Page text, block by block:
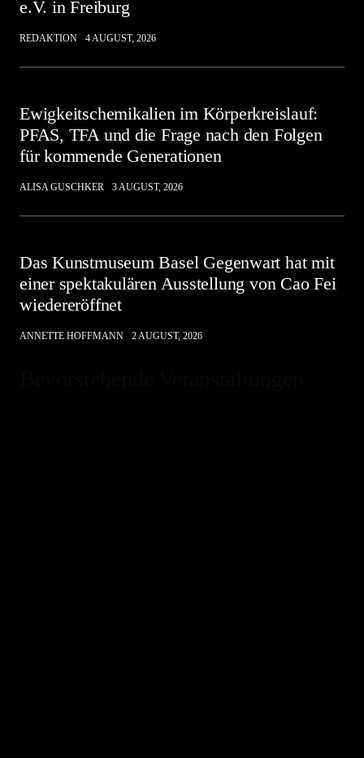
e.V. in Freiburg
REDAKTION 4 AUGUST, 2026
Ewigkeitschemikalien im Körperkreislauf:
PFAS, TFA und die Frage nach den Folgen
für kommende Generationen
ALISA GUSCHKER 3 AUGUST, 2026
Das Kunstmuseum Basel Gegenwart hat mit
einer spektakulären Ausstellung von Cao Fei
wiedereröffnet
ANNETTE HOFFMANN 2 AUGUST, 2026